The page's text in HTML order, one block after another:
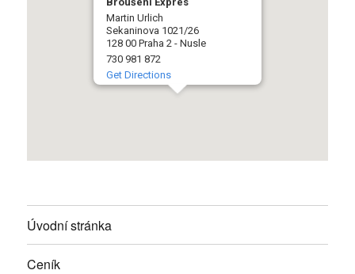
Martin Urlich
Sekaninova 1021/26
128 00 Praha 2 - Nusle
730 981 872
Get Directions
Úvodní stránka
Ceník